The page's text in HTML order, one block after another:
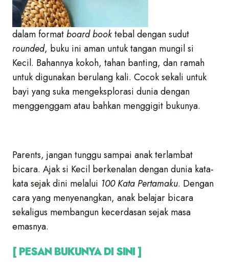
dalam formatboard booktebal dengan sudut
rounded, buku ini aman untuk tangan mungil si
Kecil. Bahannya kokoh, tahan banting, dan ramah
untuk digunakan berulang kali. Cocok sekali untuk
bayi yang suka mengeksplorasi dunia dengan
menggenggam atau bahkan menggigit bukunya.
Parents, jangan tunggu sampai anak terlambat
bicara. Ajak si Kecil berkenalan dengan dunia kata-
kata sejak dini melalui 100 Kata Pertamaku. Dengan
cara yang menyenangkan, anak belajar bicara
sekaligus membangun kecerdasan sejak masa
emasnya.
[ PESAN BUKUNYA DI SINI ]